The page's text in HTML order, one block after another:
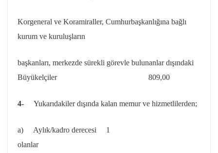
Korgeneral ve Koramiraller, Cumhurbaşkanlığına bağlı
kurum ve kuruluşların
başkanları, merkezde sürekli görevle bulunanlar dışındaki
Büyükelçiler 809,00
4- Yukarıdakiler dışında kalan memur ve hizmetlilerden;
a) Aylık/kadro derecesi 1